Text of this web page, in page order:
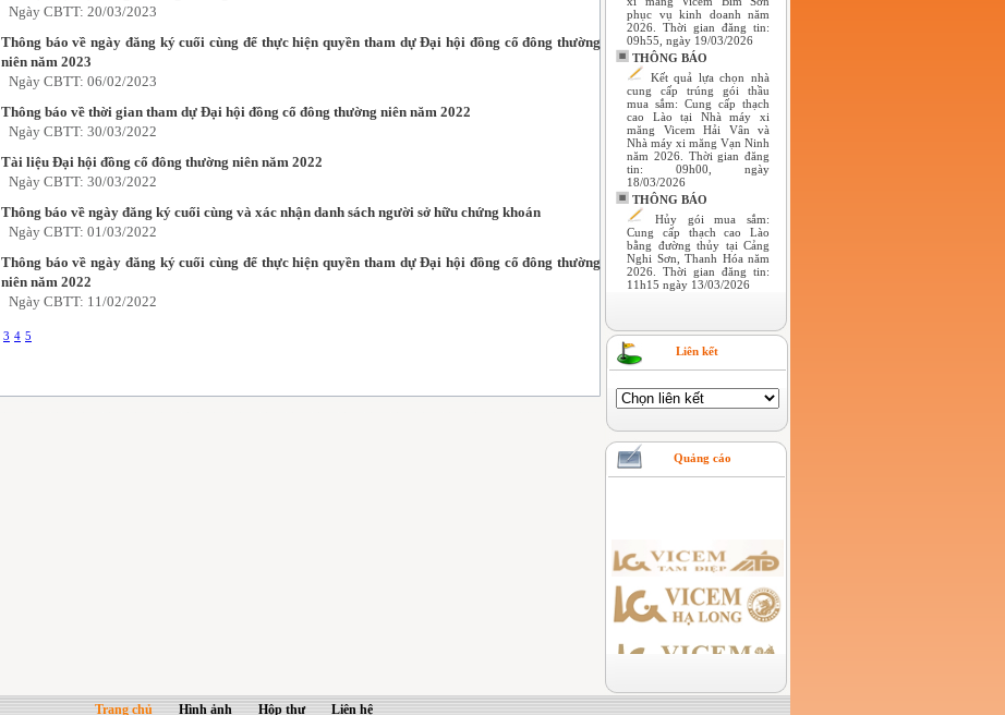
Ngày CBTT: 20/03/2023
Thông báo về ngày đăng ký cuối cùng để thực hiện quyền tham dự Đại hội đồng cổ đông thường
niên năm 2023
Ngày CBTT: 06/02/2023
Thông báo về thời gian tham dự Đại hội đồng cổ đông thường niên năm 2022
Ngày CBTT: 30/03/2022
Tài liệu Đại hội đồng cổ đông thường niên năm 2022
Ngày CBTT: 30/03/2022
Thông báo về ngày đăng ký cuối cùng và xác nhận danh sách người sở hữu chứng khoán
Ngày CBTT: 01/03/2022
Thông báo về ngày đăng ký cuối cùng để thực hiện quyền tham dự Đại hội đồng cổ đông thường
niên năm 2022
Ngày CBTT: 11/02/2022
3 4 5
phục vụ kinh doanh năm
2026. Thời gian đăng tin:
09h55, ngày 19/03/2026
THÔNG BÁO
Kết quả lựa chọn nhà
cung cấp trúng gói thầu
mua sắm: Cung cấp thạch
cao Lào tại Nhà máy xi
măng Vicem Hải Vân và
Nhà máy xi măng Vạn Ninh
năm 2026. Thời gian đăng
tin: 09h00, ngày
18/03/2026
THÔNG BÁO
Hủy gói mua sắm:
Cung cấp thạch cao Lào
bằng đường thủy tại Cảng
Nghi Sơn, Thanh Hóa năm
2026. Thời gian đăng tin:
11h15 ngày 13/03/2026
Liên kết
Quảng cáo
Trang chủ Hình ảnh Hộp thư Liên hệ